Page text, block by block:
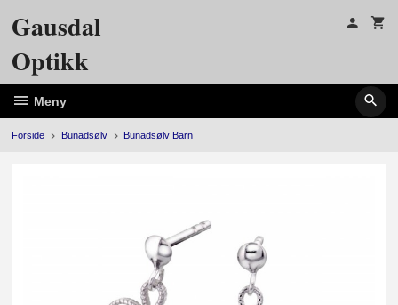
Gausdal
Optikk
Meny
Forside Bunadsølv Bunadsølv Barn